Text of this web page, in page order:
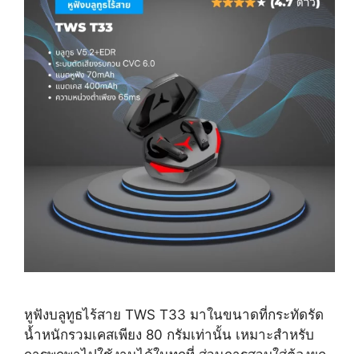
หูฟังบลูทูธไร้สาย TWS T33 มาในขนาดที่กระทัดรัด
น้ำหนักรวมเคสเพียง 80 กรัมเท่านั้น เหมาะสำหรับ